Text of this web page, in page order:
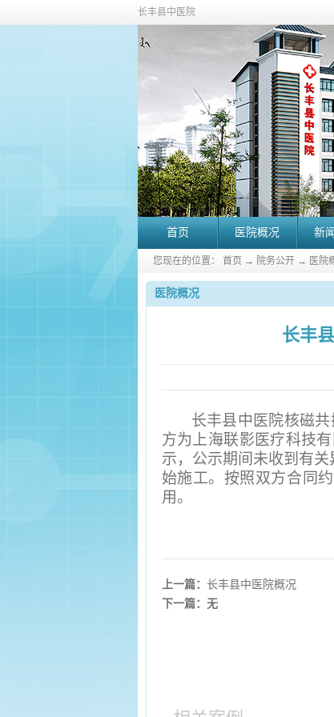
长丰县中医院
首页 医院概况 新
您现在的位置： 首页 → 院务公开 → 医院
医院概况
长丰
长丰县中医院核磁
方为上海联影医疗科技
示，公示期间未收到有
始施工。按照双方合同
用。
上一篇： 长丰县中医院概况
下一篇：无